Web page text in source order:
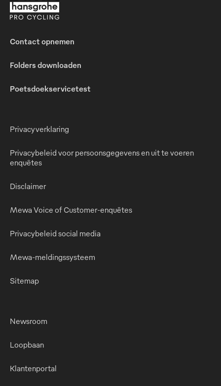
Contact opnemen
Folders downloaden
Poetsdoekservicetest
Privacyverklaring
Privacybeleid voor persoonsgegevens en uit te voeren
enquêtes
Disclaimer
Mewa Voice of Customer-enquêtes
Privacybeleid social media
Mewa-meldingssysteem
Sitemap
Newsroom
Loopbaan
Klantenportal